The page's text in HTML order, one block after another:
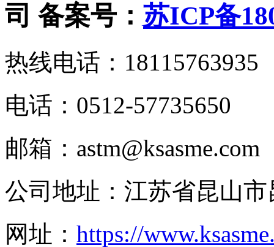
司 备案号： 苏ICP备
热线电话：18115763935
电话：0512-57735650
邮箱：astm@ksasme.com
公司地址：江苏省昆山
网址： https://